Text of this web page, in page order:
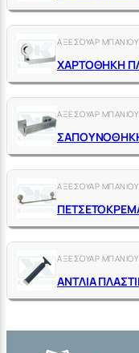
ΑΞΕΣΟΥΑΡ ΜΠΑΝΙΟΥ
ΑΞΕΣΟΥΑΡ ΜΠΑΝΙΟΥ
ΑΞΕΣΟΥΑΡ ΜΠΑΝΙΟΥ
ΑΞΕΣΟΥΑΡ ΜΠΑΝΙΟΥ